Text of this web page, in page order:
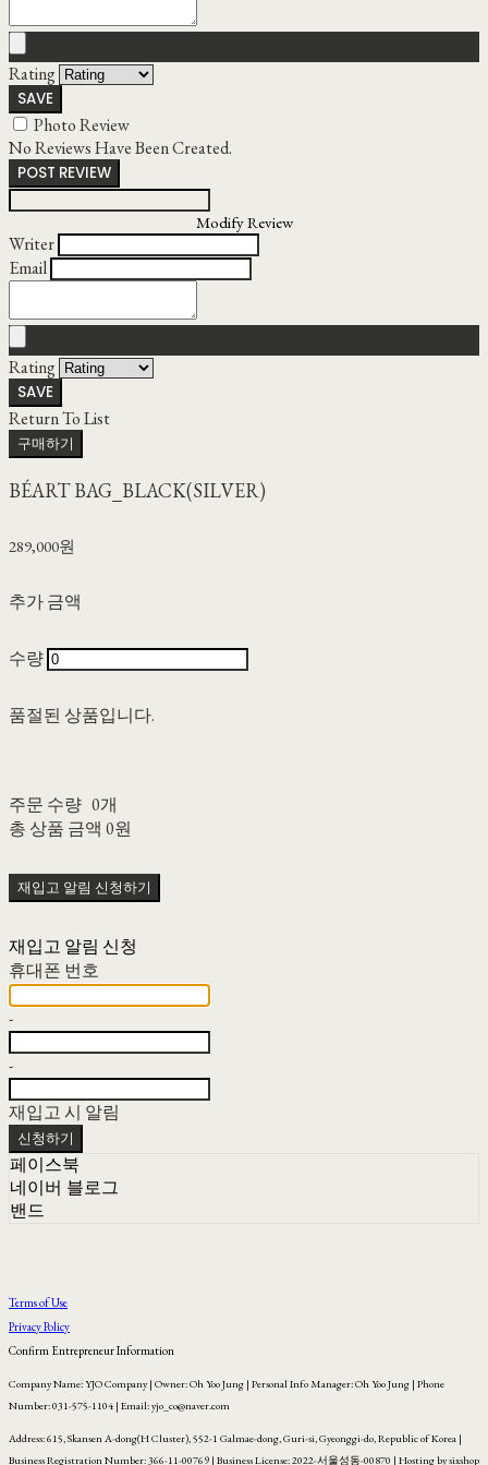
Rating
SAVE
Photo Review
No Reviews Have Been Created.
POST REVIEW
Modify Review
Writer
Email
Rating
SAVE
Return To List
구매하기
BÉART BAG_BLACK(SILVER)
289,000원
추가 금액
수량
품절된 상품입니다.
주문 수량 0개
총 상품 금액 0원
재입고 알림 신청하기
재입고 알림 신청
휴대폰 번호
-
-
재입고 시 알림
신청하기
페이스북
네이버 블로그
밴드
Terms of Use
Privacy Policy
Confirm Entrepreneur Information
Company Name: YJO Company | Owner: Oh Yoo Jung | Personal Info Manager: Oh Yoo Jung | Phone
Number: 031-575-1104 | Email: yjo_co@naver.com
Address: 615, Skansen A-dong(H Cluster), 552-1 Galmae-dong, Guri-si, Gyeonggi-do, Republic of Korea |
Business Registration Number:366-11-00769 | Business License:2022-서울성동-00870 | Hosting by sixshop